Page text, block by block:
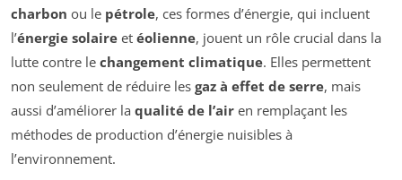
charbon ou le pétrole, ces formes d’énergie, qui incluent
l’énergie solaire et éolienne, jouent un rôle crucial dans la
lutte contre le changement climatique. Elles permettent
non seulement de réduire les gaz à effet de serre, mais
aussi d’améliorer la qualité de l’air en remplaçant les
méthodes de production d’énergie nuisibles à
l’environnement.